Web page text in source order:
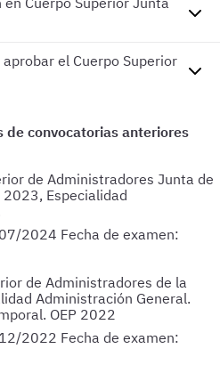
el Cuerpo Superior
de Administradores Junta de
Especialidad
2024 Fecha de examen:
de Administradores de la
Administración General.
OEP 2022
2022 Fecha de examen: